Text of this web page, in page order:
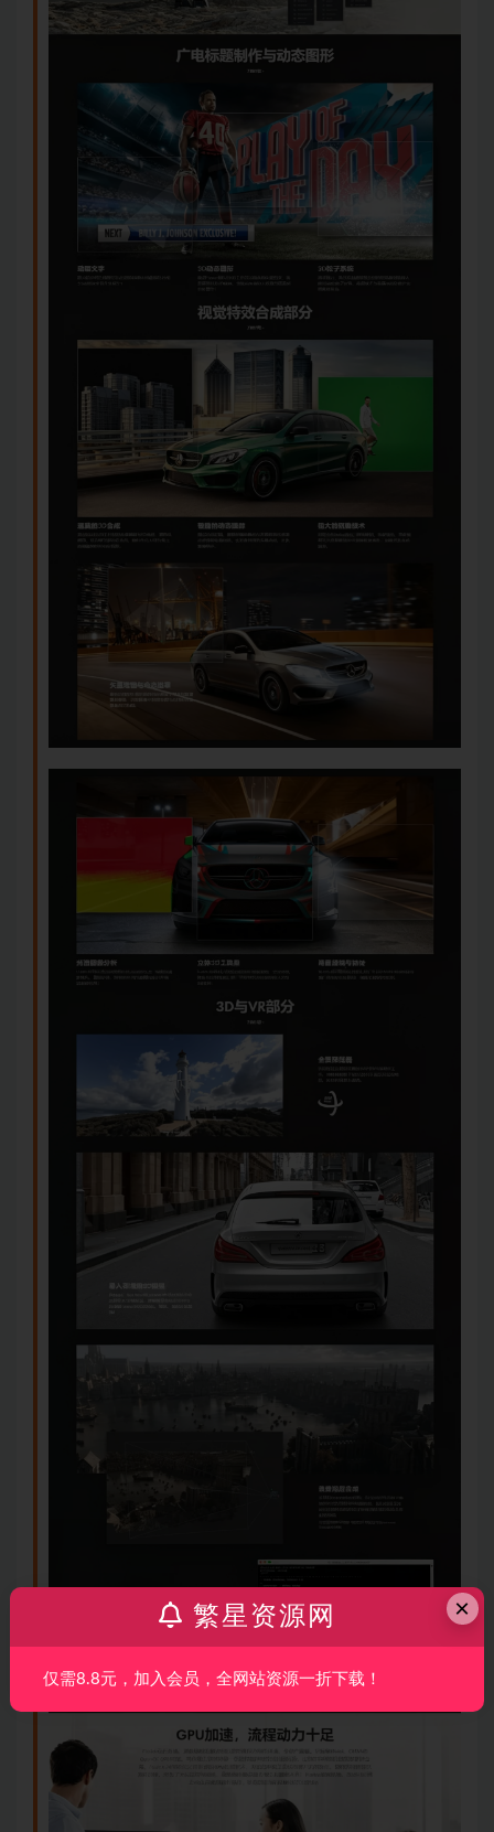
×
繁星资源网
仅需8.8元，加入会员，全网站资源一折下载！